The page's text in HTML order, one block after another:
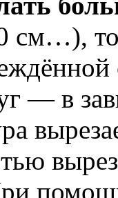
см…),
— в